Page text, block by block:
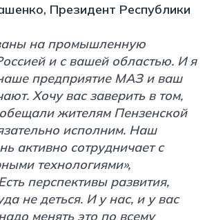
Президент Республики
на промышленную
и с вашей областью. И я
предприятие МАЗ и ваш
Хочу вас заверить в том,
жителям Пензенской
исполним. Наш
активно сотрудничает с
технологиями»,
перспективы развития,
не деться. И у нас, и у вас
менять это по всему